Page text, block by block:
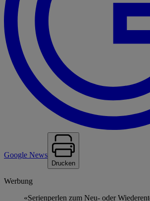
Google News
Drucken
Werbung
«Serienperlen zum Neu- oder